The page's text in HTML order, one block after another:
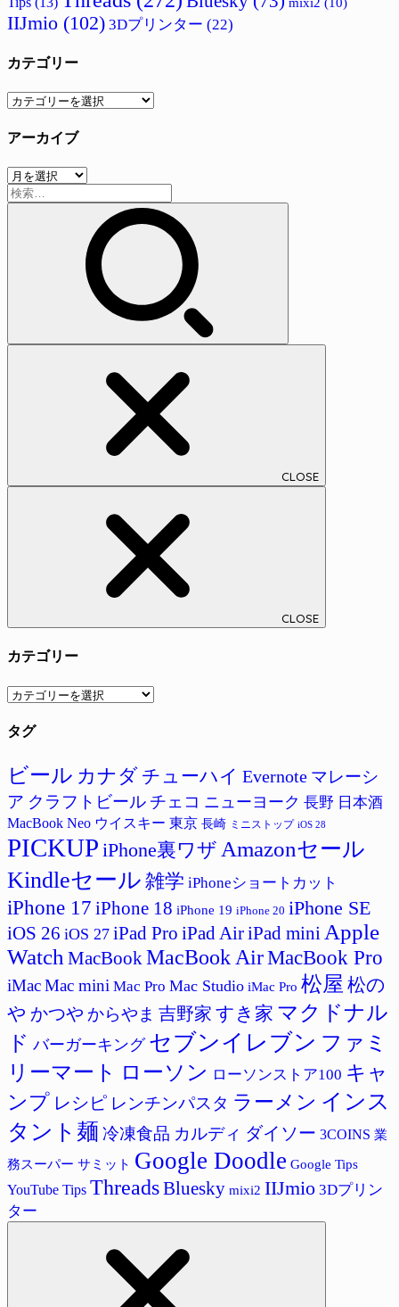
IIJmio (102) 3Dプリンター (22)
カテゴリー
カ
ゴ
ー
アーカイブ
ア
ー
検
索:
CLOSE
CLOSE
カテゴリー
カ
ゴ
ー
タグ
ビール カナダ チューハイ Evernote マレーシ
ア クラフトビール チェコ ニューヨーク 長野 日本酒
MacBook Neo ウイスキー 東京 長崎 ミニストップ iOS 28
PICKUP iPhone裏ワザ Amazonセール
Kindleセール 雑学 iPhoneショートカット
iPhone 17 iPhone 18 iPhone 19 iPhone 20 iPhone SE
iOS 26 iOS 27 iPad Pro iPad AiriPad mini Apple
Watch MacBookMacBook AirMacBook Pro
iMacMac mini Mac Pro Mac Studio iMac Pro 松屋 松の
や かつや からやま 吉野家 すき家 マクドナル
ド バーガーキング セブンイレブン ファミ
リーマート ローソン ローソンストア100 キャ
ンプ レシピ レンチンパスタ ラーメン インス
タント麺 冷凍食品 カルディ ダイソー 3COINS 業
務スーパー サミット Google Doodle Google Tips
YouTube Tips ThreadsBluesky mixi2 IIJmio 3Dプリン
ター